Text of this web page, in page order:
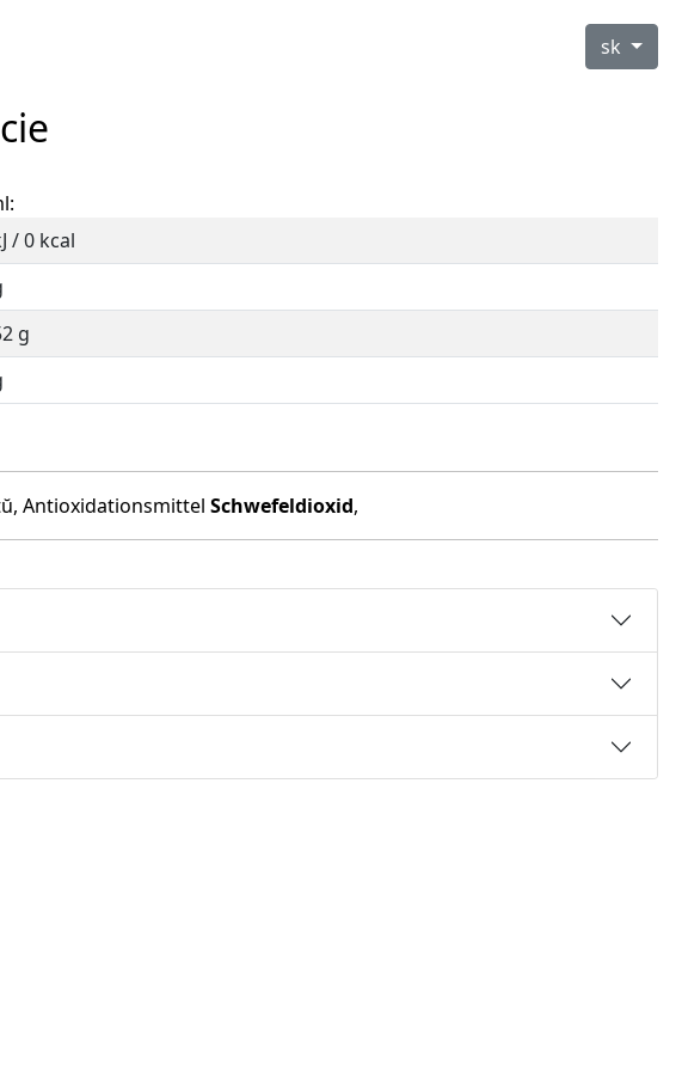
sk
/ 0 kcal
g
Antioxidationsmittel Schwefeldioxid,